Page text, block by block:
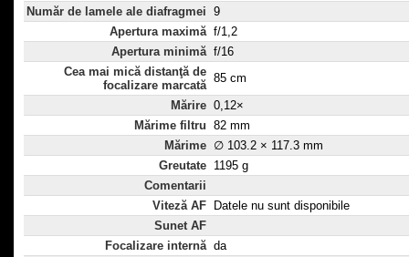
Număr de lamele ale diafragmei 9
Apertura maximă f/1,2
Apertura minimă f/16
Cea mai mică distanţă de
focalizare marcată
85 cm
Mărire 0,12×
Mărime filtru 82 mm
Mărime ∅ 103.2 × 117.3 mm
Greutate 1195 g
Comentarii
Viteză AF
Datele nu sunt disponibile
Sunet AF
Focalizare internă da